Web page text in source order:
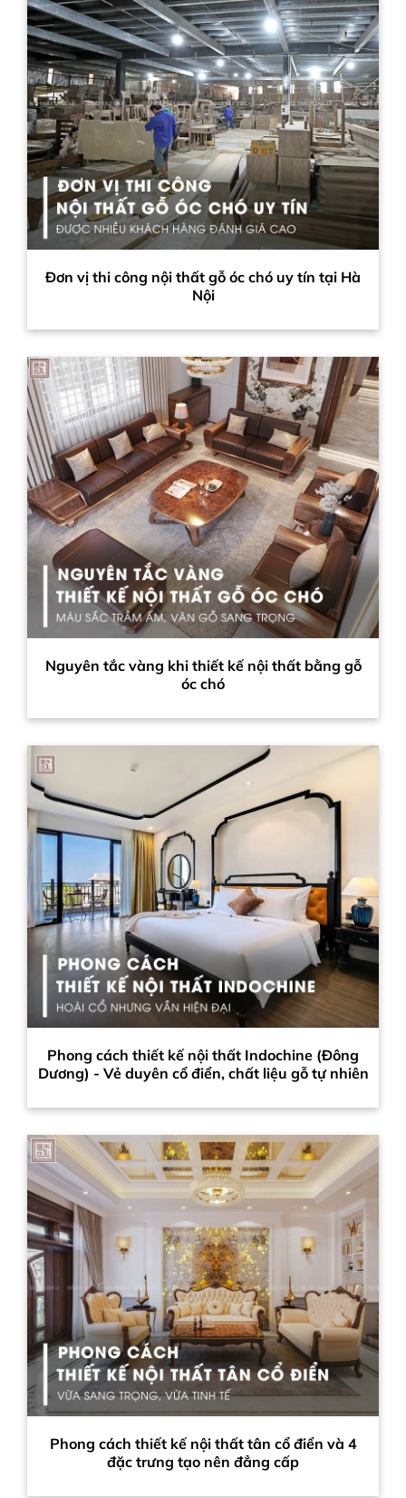
Đơn vị thi công nội thất gỗ óc chó uy tín tại Hà
Nội
Nguyên tắc vàng khi thiết kế nội thất bằng gỗ
óc chó
Phong cách thiết kế nội thất Indochine (Đông
Dương) - Vẻ duyên cổ điển, chất liệu gỗ tự nhiên
Phong cách thiết kế nội thất tân cổ điển và 4
đặc trưng tạo nên đẳng cấp